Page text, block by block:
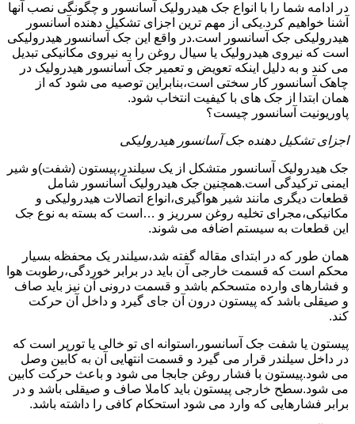
در ادامه شما را با انواع جک هیدرولیک آسانسور و چگونگی نصب آنها
آشنا خواهیم کرد.یکی از مهم ترین اجزای تشکیل دهنده آسانسور
هیدرولیکی جک آسانسور است.در واقع این جک آسانسور هیدرولیکی
است که نیروی هیدرولیک یا سیال روغن را به نیروی مکانیکی تبدیل
می کند و به دلیل اینکه تعویض و تعمیر جک آسانسور هیدرولیک در
چاهک آسانسور کار سختی است،بنابراین توصیه می شود که از
همان ابتدا از جک های با کیفیت انتخاب شود.
پاوریونیت آسانسور چیست؟
اجزای تشکیل دهنده جک آسانسور هیدرولیکی
جک هیدرولیک آسانسور متشکل از یک سیلندر،پیستون (شفت)و شیر
ایمنی ترکیدگی است.همچنین جک هیدرولیک آسانسور شامل
قطعات دیگری مانند شیر هواگیری،انواع اتصالات هیدرولیکی و
مکانیکی،مجرای تخلیه روغن سرریز و …است که بسته به نوع جک
این قطعات به سیستم اضافه می شوند.
همان طور که در ابتدای مقاله گفته شد،سیلندر یک محفظه بسیار
محکم است که قسمت خارجی آن باید در برابر خوردگی،رطوبت هوا
و فشارهای وارده متسحکم باشد و قسمت درونی آن نیز باید صاف
و صیقلی باشد که پیستون درون آن جای گیرد و داخل آن حرکت
کند.
پیستون یا شفت جک آسانسور،استوانه ای تو خالی یا تورپر است که
در داخل سیلندر قرار می گیرد و قسمت انتهایی آن به کابین وصل
می شود.پیستون با فشار روغن جابجا می شود و باعث حرکت کابین
می شود.سطح خارجی پیستون باید کاملا صاف و صیقلی باشد و در
برابر فشارهایی که وارد می شود استحکام کافی را داشته باشد.